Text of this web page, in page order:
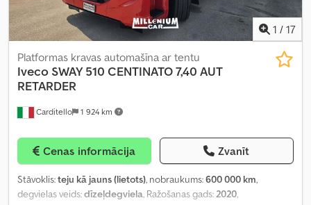
1 / 17
Carditello 1 924 km
Platformas kravas automašīna ar tentu
Iveco SWAY 510 CENTINATO 7,40 AUT
RETARDER
Cenas informācija Zvanīt
Stāvoklis:teju kā jauns (lietots), nobraukums:600 000 km,
degvielas veids:dīzeļdegviela, Ražošanas gads:2020,